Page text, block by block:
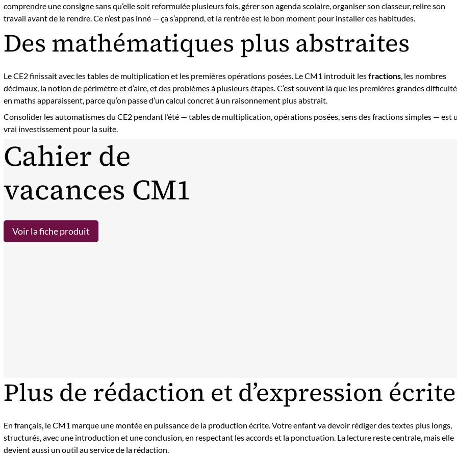
comprendre une consigne sans qu’elle soit reformulée plusieurs fois, gérer son agenda scolaire, organiser son classeur, relire son
travail avant de le rendre. Ce n’est pas inné — ça s’apprend, et la rentrée est le bon moment pour installer ces habitudes.
Des mathématiques plus abstraites
Le CE2 finissait avec les tables de multiplication et les premières opérations posées. Le CM1 introduit lesfractions , les nombres
décimaux, la notion de périmètre et d’aire, et des problèmes à plusieurs étapes. C’est souvent là que les premières grandes
en maths apparaissent, parce qu’on passe d’un calcul concret à un raisonnement plus abstrait.
Consolider les automatismes du CE2 pendant l’été — tables de multiplication, opérations posées, sens des fractions simples — est
vrai investissement pour la suite.
Cahier de
vacances CM1
Voir la fiche produit
Plus de rédaction et d’expression écrite
En français, le CM1 marque une montée en puissance de la production écrite. Votre enfant va devoir rédiger des textes plus longs,
structurés, avec une introduction et une conclusion, en respectant les accords et la ponctuation. La lecture reste centrale, mais elle
devient aussi un outil au service de la rédaction.